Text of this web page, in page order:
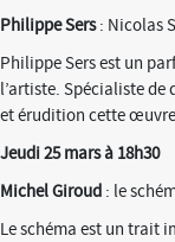
Philippe Sers: Nicolas
Philippe Sers est un
l’artiste. Spécialiste
et érudition cette
Jeudi 25 mars à 18h30
Michel Giroud : le
Le schéma est un trait